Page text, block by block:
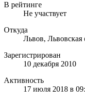
В рейтинге
Не участвует
Откуда
Львов, Львовская
Зарегистрирован
10 декабря 2010
Активность
17 июля 2018 в